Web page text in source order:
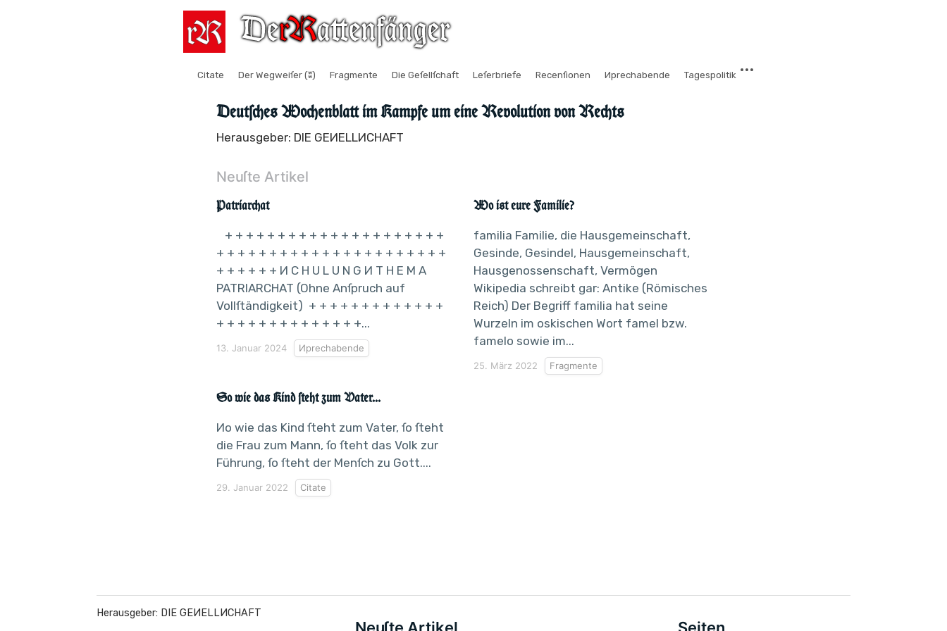
Citate Der Wegweiſer (ʬ) Fragmente Die Geſellſchaft Leſerbriefe Recenſionen Иprechabende Tagespolitik
Deutſches Wochenblatt im Kampfe um eine Revolution von Rechts
Herausgeber: DIE GEИELLИCHAFT
Neuſte Artikel
Patriarchat
+ + + + + + + + + + + + + + + + + + + + +
+ + + + + + + + + + + + + + + + + + + + + +
+ + + + + + И C H U L U N G И T H E M A
PATRIARCHAT (Ohne Anſpruch auf
Vollſtändigkeit) + + + + + + + + + + + + +
+ + + + + + + + + + + + + +...
13. Januar 2024 Иprechabende
Wo ist eure Familie?
familia Familie, die Hausgemeinschaft,
Gesinde, Gesindel, Hausgemeinschaft,
Hausgenossenschaft, Vermögen
Wikipedia schreibt gar: Antike (Römisches
Reich) Der Begriff familia hat seine
Wurzeln im oskischen Wort famel bzw.
famelo sowie im...
25. März 2022 Fragmente
So wie das Kind ſteht zum Vater...
Иo wie das Kind ſteht zum Vater, ſo ſteht
die Frau zum Mann, ſo ſteht das Volk zur
Führung, ſo ſteht der Menſch zu Gott....
29. Januar 2022 Citate
Herausgeber: DIE GEИELLИCHAFT